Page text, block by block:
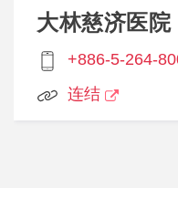
教育暨观摩中心」，
三个月完成 130 例手
表示，童综合医院自
新型 达文西单孔机械
大林慈济医院
+886-5-264-
连结